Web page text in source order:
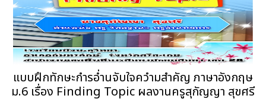
แบบฝึกทักษะกำรอ่ำนจับใจควำมสำคัญ ภาษาอังกฤษ
ม.6 เรื่อง Finding Topic ผลงานครูสุกัญญา สุขศรี